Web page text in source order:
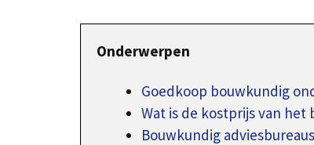
Onderwerpen
Goedkoop bouwkundig
Wat is de kostprijs van
Bouwkundig